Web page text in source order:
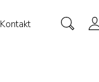
Kontakt